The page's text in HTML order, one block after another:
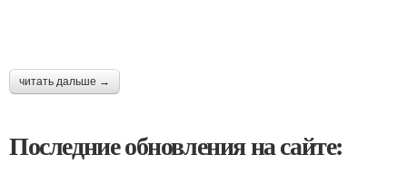
читать дальше →
Последние обновления на сайте: